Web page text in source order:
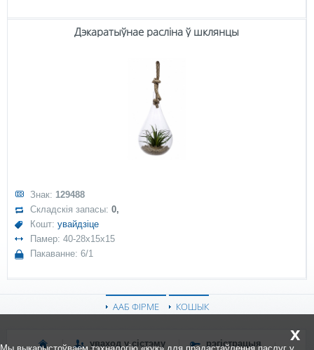
Дэкаратыўнае расліна ў шклянцы
Знак: 129488
Складскія запасы:0,
Кошт:увайдзіце
Памер: 40-28x15x15
Пакаванне: 6/1
ААБ ФІРМЕ КОШЫК
уваход у сістэму рэгістрацыя x